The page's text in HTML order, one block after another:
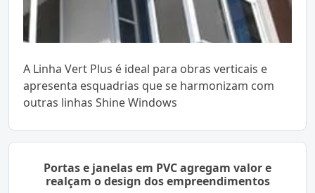
A Linha Vert Plus é ideal para obras verticais e
apresenta esquadrias que se harmonizam com
outras linhas Shine Windows
Portas e janelas em PVC agregam valor e
realçam o design dos empreendimentos